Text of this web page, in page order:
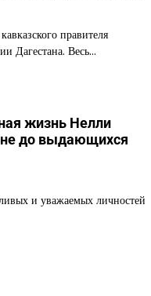
правителя
Дагестана. Весь…
жизнь Нелли
до выдающихся
и уважаемых личностей